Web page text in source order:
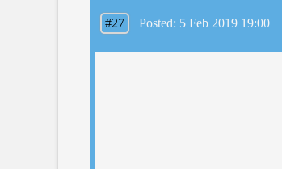
#27 Posted: 5 Feb 2019 19:00